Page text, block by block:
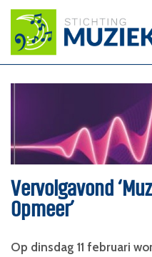
Vervolgavond
Opmeer’
Op dinsdag 11 februari